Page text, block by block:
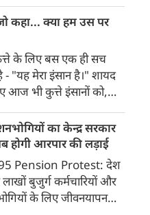
यहां 'मुख्यमंत्री जन-
तरफ प्रशासनिक कड़ाई का
दिया। उन्होंने शिकायतों
करते-करते छिंदवाड़ा के
डॉ. नरेश गु्न्नाड़े,
और पटवारी को तत्काल
कर दिया। इससे पहले सीएम
ने छिंदवाड़ा कलेक्टर
स्थित लोक सेवा केंद्र का
कर व्यवस्थाओं का जायजा
उन्होंने कलेक्ट्रेट कार्यालय में
कहा... क्या हम उस पर
के लिए बस एक ही सच
- "यह मेरा इंसान है।" शायद
आज भी कुत्ते इंसानों को,
से लेकर कृत्रिम
जलवायु परिवर्तन से लेकर
तक हर विषय पर बहस कर
तो उस जीव पर भी एक
बनती है जिसने किसी भी
से पहले इंसान का साथ चुना
का केन्द्र सरकार
होगी आरपार की लड़ाई
Pension Protest: देश
बुजुर्ग कर्मचारियों और
के लिए जीवनयापन